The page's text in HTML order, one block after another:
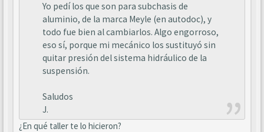
Yo pedí los que son para subchasis de
aluminio, de la marca Meyle (en autodoc), y
todo fue bien al cambiarlos. Algo engorroso,
eso sí, porque mi mecánico los sustituyó sin
quitar presión del sistema hidráulico de la
suspensión.
Saludos
J.
¿En qué taller te lo hicieron?